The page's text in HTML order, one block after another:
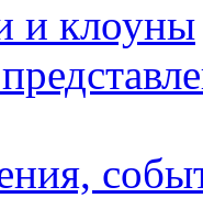
и клоуны